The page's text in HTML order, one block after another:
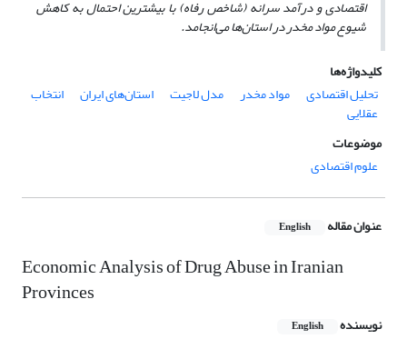
اقتصادی و درآمد سرانه (شاخص رفاه) با بیشترین احتمال به کاهش
شیوع مواد مخدر در استانها میانجامد.
کلیدواژه‌ها
تحلیل اقتصادی
مواد مخدر مدل لاجیت استان‌های ایران انتخاب
عقلایی
موضوعات
علوم اقتصادی
عنوان مقاله English
Economic Analysis of Drug Abuse in Iranian
Provinces
نویسنده English